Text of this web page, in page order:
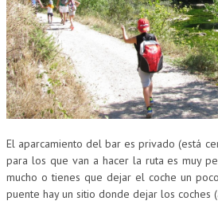
El aparcamiento del bar es privado (está
para los que van a hacer la ruta es muy
mucho o tienes que dejar el coche un
puente hay un sitio donde dejar los coches